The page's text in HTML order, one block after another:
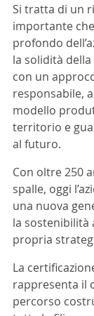
Si tratta di un
importante
profondo
la solidità
con un
responsabile,
modello
territorio e
al futuro.
Con oltre 250
spalle, oggi
una nuova
la sostenibilità
propria
La
rappresenta il
percorso